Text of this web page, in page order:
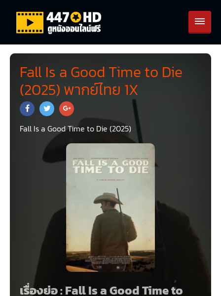
Fall Is a Good Time to Die
(2025) พากย์ไทย 1X
Fall Is a Good Time to Die (2025)
เรื่องย่อ : Fall Is a Good Time to